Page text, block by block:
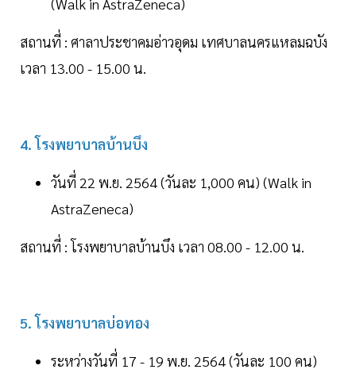
(Walk in AstraZeneca)
สถานที่ : ศาลาประชาคมอ่าวอุดม เทศบาลนครแหลมฉบัง
เวลา 13.00 - 15.00 น.
4. โรงพยาบาลบ้านบึง
วันที่ 22 พ.ย. 2564 (วันละ 1,000 คน) (Walk in
AstraZeneca)
สถานที่ : โรงพยาบาลบ้านบึง เวลา 08.00 - 12.00 น.
5. โรงพยาบาลบ่อทอง
ระหว่างวันที่ 17 - 19 พ.ย. 2564 (วันละ 100 คน)